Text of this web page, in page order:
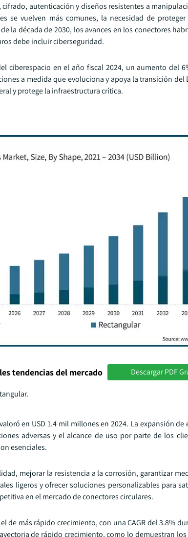
autenticación y diseños resistentes a
se vuelven más comunes, la necesidad de
la década de 2030, los avances en los conectores
debe incluir ciberseguridad.
ciberespacio en el año fiscal 2024, un aumento del
a medida que evoluciona y apoya la transición
y protege la infraestructura crítica.
tendencias del mercado Descargar PDF
en USD 1.4 mil millones en 2024. La expansión
adversas y el alcance de uso por parte de los
esenciales.
mejorar la resistencia a la corrosión, garantizar
ligeros y ofrecer soluciones personalizables para
en el mercado de conectores circulares.
de más rápido crecimiento, con una CAGR del 3.8%
de rápido crecimiento, como lo demuestran